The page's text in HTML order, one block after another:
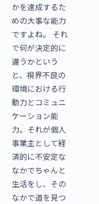
かを達成するた
めの大事な能力
ですよね。 それ
で何が決定的に
違うかという
と、視界不良の
環境における行
動力とコミュニ
ケーション能
力。それが個人
事業主として経
済的に不安定な
なかでちゃんと
生活をし、その
なかで道を見つ